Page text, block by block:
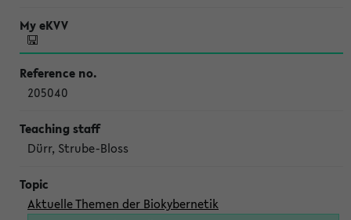
205040
Dürr, Strube-Bloss
Aktuelle Themen der Biokybernetik